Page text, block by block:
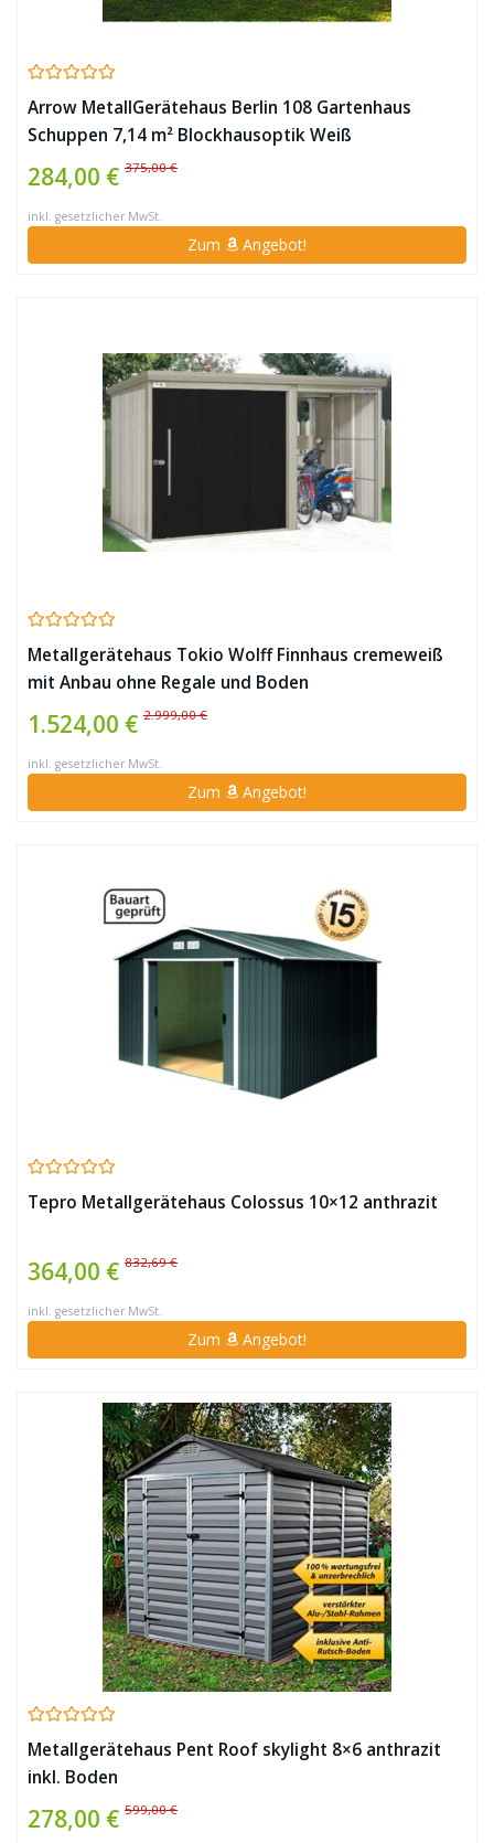
Arrow MetallGerätehaus Berlin 108 Gartenhaus
Schuppen 7,14 m² Blockhausoptik Weiß
284,00 € 375,00 €
inkl. gesetzlicher MwSt.
Zum Angebot!
Metallgerätehaus Tokio Wolff Finnhaus cremeweiß
mit Anbau ohne Regale und Boden
1.524,00 € 2.999,00 €
inkl. gesetzlicher MwSt.
Zum Angebot!
Tepro Metallgerätehaus Colossus 10×12 anthrazit
364,00 € 832,69 €
inkl. gesetzlicher MwSt.
Zum Angebot!
Metallgerätehaus Pent Roof skylight 8×6 anthrazit
inkl. Boden
278,00 € 599,00 €